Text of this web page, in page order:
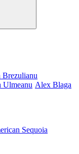
Brezulianu
Ulmeanu Alex Blaga
Sequoia